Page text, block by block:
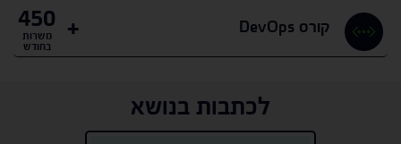
קורס DevOps 450
משרות
בחודש
לכתבות בנושא